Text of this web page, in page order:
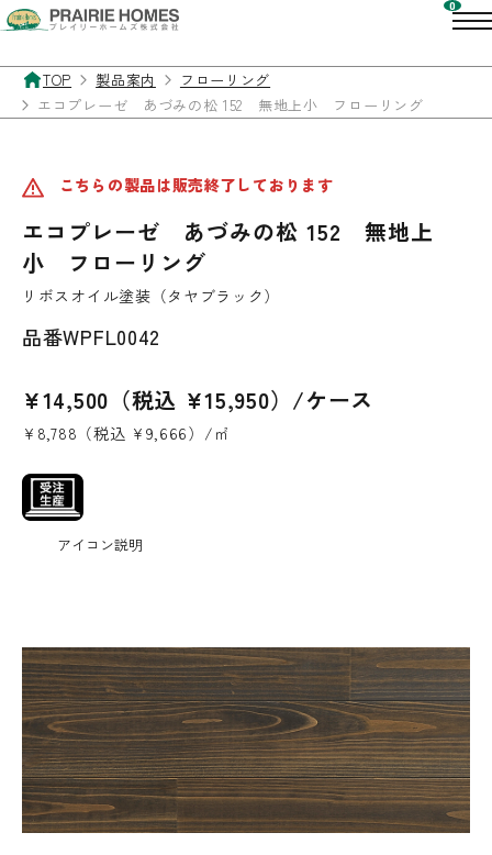
TOP 製品案内
フローリング
エコプレーゼ あづみの松 152 無地上小 フローリング
こちらの製品は販売終了しております
エコプレーゼ あづみの松 152 無地上
小 フローリング
リボスオイル塗装（タヤブラック）
品番WPFL0042
¥14,500（税込 ¥15,950）/ケース
¥8,788（税込 ¥9,666）/㎡
アイコン説明